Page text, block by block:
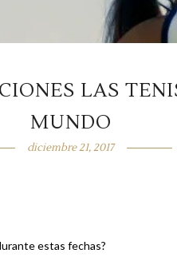
LAS
MUNDO
diciembre 21, 2017
estas fechas?